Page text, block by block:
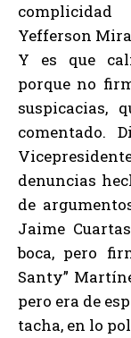
Yefferson
Y es que
porque no
suspicacias,
comentado.
denuncias
de
Jaime
boca, pero
Santy”
pero era de
tacha, en lo